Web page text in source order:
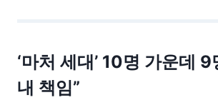
‘마처 세대’ 10명 가운데 9
내 책임”